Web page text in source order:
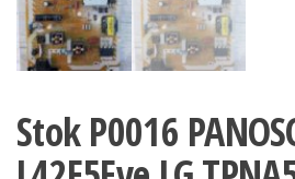
Stok P0016